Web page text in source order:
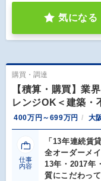
気になる
購買・調達
【積算・購買】業
レンジOK＜建築・
400万円～699万円 大
仕事
内容
「13年連続賃
全オーダーメ
13年・2017年
質にこだわっ